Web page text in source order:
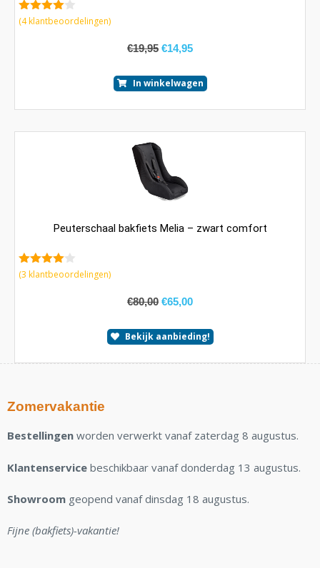
4.25van
(4klantbeoordelingen)
€19,95 €14,95
In winkelwagen
Peuterschaal bakfiets Melia – zwart comfort
4.00van
(3 klantbeoordelingen)
€80,00 €65,00
Bekijk aanbieding!
Zomervakantie
Bestellingen worden verwerkt vanaf zaterdag 8 augustus.
Klantenservice beschikbaar vanaf donderdag 13 augustus.
Showroom geopend vanaf dinsdag 18 augustus.
Fijne (bakfiets)-vakantie!